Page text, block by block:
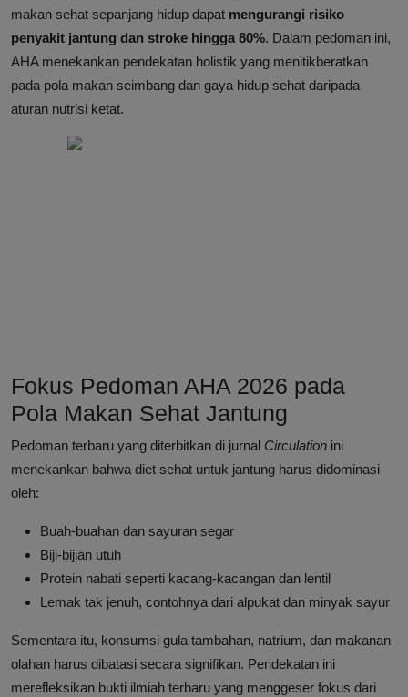
makan sehat sepanjang hidup dapat mengurangi risiko
penyakit jantung dan stroke hingga 80%. Dalam pedoman ini,
AHA menekankan pendekatan holistik yang menitikberatkan
pada pola makan seimbang dan gaya hidup sehat daripada
aturan nutrisi ketat.
Fokus Pedoman AHA 2026 pada
Pola Makan Sehat Jantung
Pedoman terbaru yang diterbitkan di jurnal Circulation ini
menekankan bahwa diet sehat untuk jantung harus didominasi
oleh:
Buah-buahan dan sayuran segar
Biji-bijian utuh
Protein nabati seperti kacang-kacangan dan lentil
Lemak tak jenuh, contohnya dari alpukat dan minyak sayur
Sementara itu, konsumsi gula tambahan, natrium, dan makanan
olahan harus dibatasi secara signifikan. Pendekatan ini
merefleksikan bukti ilmiah terbaru yang menggeser fokus dari